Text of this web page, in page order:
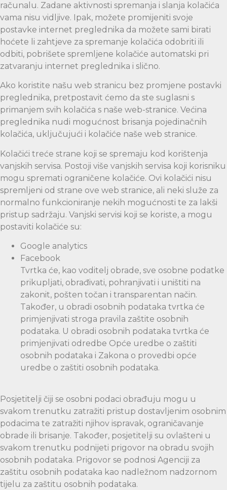
računalu. Zadane aktivnosti spremanja i slanja kolačića
vama nisu vidljive. Ipak, možete promijeniti svoje
postavke internet preglednika da možete sami birati
hoćete li zahtjeve za spremanje kolačića odobriti ili
odbiti, pobrišete spremljene kolačiće automatski pri
zatvaranju internet preglednika i slično.
Ako koristite našu web stranicu bez promjene postavki
preglednika, pretpostavit ćemo da ste suglasni s
primanjem svih kolačića s naše web-stranice. Većina
preglednika nudi mogućnost brisanja pojedinačnih
kolačića, uključujući i kolačiće naše web stranice.
Kolačići treće strane koji se spremaju kod korištenja
vanjskih servisa. Postoji više vanjskih servisa koji korisniku
mogu spremati ograničene kolačiće. Ovi kolačići nisu
spremljeni od strane ove web stranice, ali neki služe za
normalno funkcioniranje nekih mogućnosti te za lakši
pristup sadržaju. Vanjski servisi koji se koriste, a mogu
postaviti kolačiće su:
Google analytics
Facebook
Tvrtka će, kao voditelj obrade, sve osobne podatke
prikupljati, obrađivati, pohranjivati i uništiti na
zakonit, pošten točan i transparentan način.
Također, u obradi osobnih podataka tvrtka će
primjenjivati stroga pravila zaštite osobnih
podataka. U obradi osobnih podataka tvrtka će
primjenjivati odredbe Opće uredbe o zaštiti
osobnih podataka i Zakona o provedbi opće
uredbe o zaštiti osobnih podataka.
Posjetitelji čiji se osobni podaci obrađuju mogu u
svakom trenutku zatražiti pristup dostavljenim osobnim
podacima te zatražiti njihov ispravak, ograničavanje
obrade ili brisanje. Također, posjetitelji su ovlašteni u
svakom trenutku podnijeti prigovor na obradu svojih
osobnih podataka. Prigovor se podnosi Agenciji za
zaštitu osobnih podataka kao nadležnom nadzornom
tijelu za zaštitu osobnih podataka.